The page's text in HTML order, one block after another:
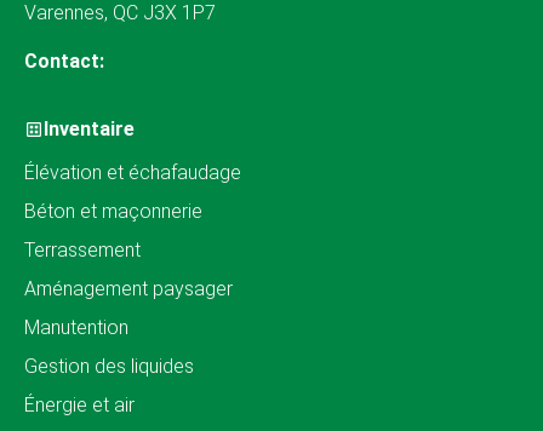
Varennes, QC J3X 1P7
Contact:
Inventaire
Élévation et échafaudage
Béton et maçonnerie
Terrassement
Aménagement paysager
Manutention
Gestion des liquides
Énergie et air